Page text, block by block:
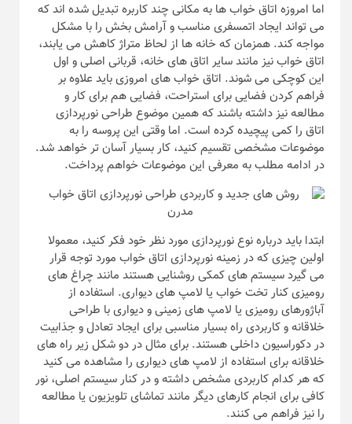
اما امروزه اتاق خواب ها به مکانی چند کاربره تبدیل شده اند که
می تواند ایجاد اتمسفری مناسب و آرامش بخش را با مشکل
مواجه کند. همزمان که خانه ها از لحاظ متراژ کاهش می یابند،
اتاق خواب نیز مانند سایر اتاق های خانه، قربانی اصلی و اول
این کوچکی می شوند. اتاق خواب های امروزی باید علاوه بر
فراهم کردن فضایی برای استراحت، فضایی هم برای کار و
مطالعه نیز داشته باشند که همین موضوع طراحی نورپردازی
اتاق را کمی پیچیده کرده است. اما وقتی این پروسه را به
موضوعات مشخصی تقسیم کنید، کار بسیار آسان تر خواهد شد.
در ادامه مطلب به معرفی این موضوعات خواهم پرداخت.
ابتدا باید درباره نوع نورپردازی مورد نظر خود فکر کنید، معمولا
اولین چیزی که در زمینه نورپردازی اتاق خواب مورد توجه قرار
می گیرد سیستم های کمکی روشنایی هستند مانند چراغ های
رومیزی کنار تخت خواب یا لامپ های دیواری. استفاده از
آباژورهای رومیزی یا لامپ های زمینی و دیواری با طراحی
خلاقانه و کاربردی راه بسیار مناسبی برای ایجاد تعادل و جذابیت
در دکوراسیون داخلی هستند. برای مثال در دو شکل زیر راه های
خلاقانه برای استفاده از لامپ های دیواری را مشاهده می کنید
که هر کدام کاربردی مشخص داشته و در کنار سیستم اصلی، نور
کافی برای انجام کارهای دیگر مانند تماشای تلویزیون یا مطالعه
را نیز فراهم می کنند.